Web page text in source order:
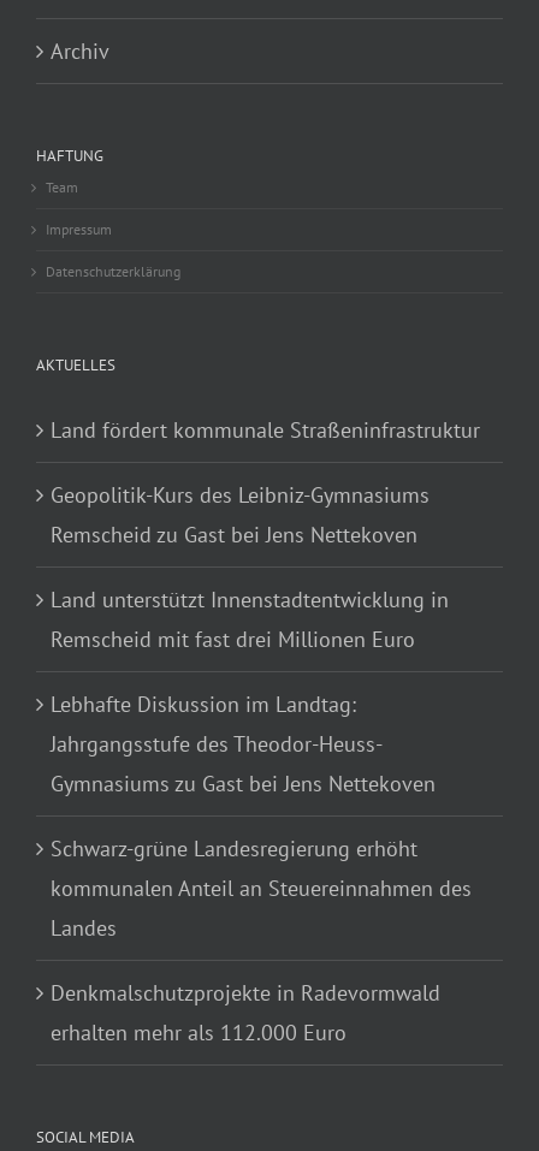
Archiv
HAFTUNG
Team
Impressum
Datenschutzerklärung
AKTUELLES
Land fördert kommunale Straßeninfrastruktur
Geopolitik-Kurs des Leibniz-Gymnasiums
Remscheid zu Gast bei Jens Nettekoven
Land unterstützt Innenstadtentwicklung in
Remscheid mit fast drei Millionen Euro
Lebhafte Diskussion im Landtag:
Jahrgangsstufe des Theodor-Heuss-
Gymnasiums zu Gast bei Jens Nettekoven
Schwarz-grüne Landesregierung erhöht
kommunalen Anteil an Steuereinnahmen des
Landes
Denkmalschutzprojekte in Radevormwald
erhalten mehr als 112.000 Euro
SOCIAL MEDIA